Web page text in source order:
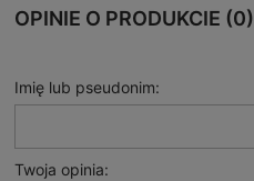
OPINIE O PRODUKCIE (0)
Imię lub pseudonim:
Twoja opinia: